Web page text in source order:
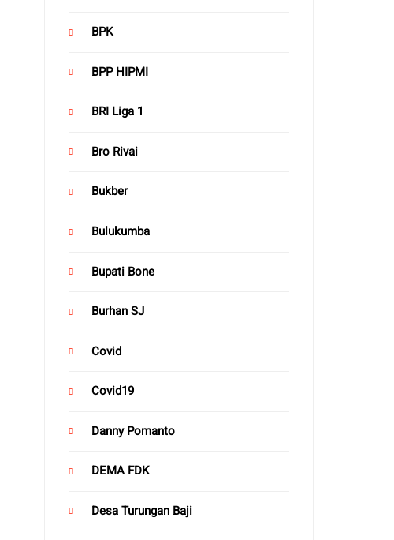
BPK
BPP HIPMI
BRI Liga 1
Bro Rivai
Bukber
Bulukumba
Bupati Bone
Burhan SJ
Covid
Covid19
Danny Pomanto
DEMA FDK
Desa Turungan Baji